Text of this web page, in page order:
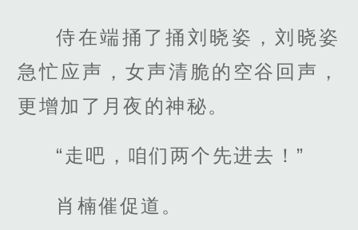
侍在端捅了捅刘晓姿，刘晓姿
急忙应声，女声清脆的空谷回声，
更增加了月夜的神秘。
“走吧，咱们两个先进去！”
肖楠催促道。